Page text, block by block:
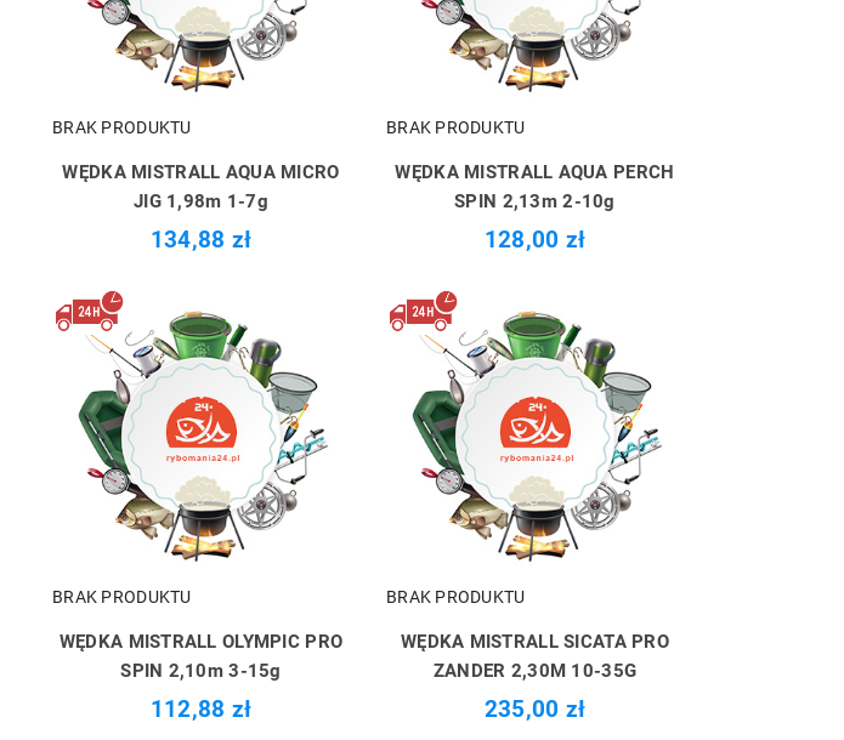
BRAK PRODUKTU
WĘDKA MISTRALL AQUA MICRO
JIG 1,98m 1-7g
134,88 zł
BRAK PRODUKTU
WĘDKA MISTRALL AQUA PERCH
SPIN 2,13m 2-10g
128,00 zł
BRAK PRODUKTU
WĘDKA MISTRALL OLYMPIC PRO
SPIN 2,10m 3-15g
112,88 zł
BRAK PRODUKTU
WĘDKA MISTRALL SICATA PRO
ZANDER 2,30M 10-35G
235,00 zł